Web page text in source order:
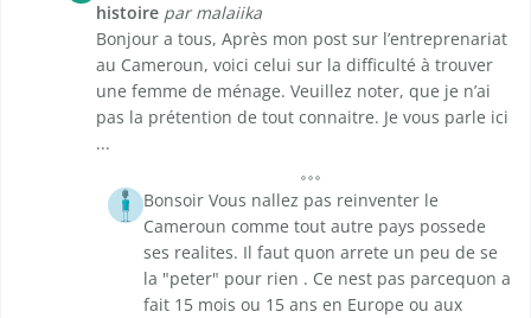
histoire par malaiika
Bonjour a tous, Après mon post sur l’entreprenariat
au Cameroun, voici celui sur la difficulté à trouver
une femme de ménage. Veuillez noter, que je n’ai
pas la prétention de tout connaitre. Je vous parle ici
...
Bonsoir Vous nallez pas reinventer le
Cameroun comme tout autre pays possede
ses realites. Il faut quon arrete un peu de se
la "peter" pour rien . Ce nest pas parcequon a
fait 15 mois ou 15 ans en Europe ou aux